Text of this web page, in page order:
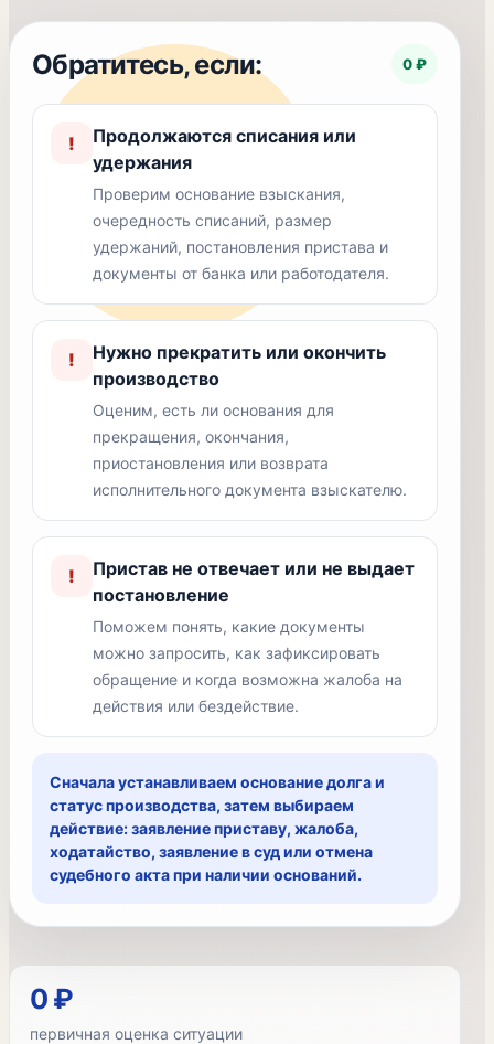
Обратитесь, если: 0 ₽
!
Продолжаются списания или
удержания
Проверим основание взыскания,
очередность списаний, размер
удержаний, постановления пристава и
документы от банка или работодателя.
!
Нужно прекратить или окончить
производство
Оценим, есть ли основания для
прекращения, окончания,
приостановления или возврата
исполнительного документа взыскателю.
!
Пристав не отвечает или не выдает
постановление
Поможем понять, какие документы
можно запросить, как зафиксировать
обращение и когда возможна жалоба на
действия или бездействие.
Сначала устанавливаем основание долга и
статус производства, затем выбираем
действие: заявление приставу, жалоба,
ходатайство, заявление в суд или отмена
судебного акта при наличии оснований.
0 ₽
первичная оценка ситуации